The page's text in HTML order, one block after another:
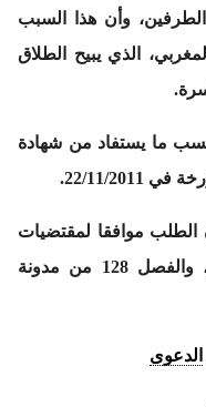
وأن هذا السبب
الذي يبيح الطلاق
ما يستفاد من شهادة
11/2011.
الطلب موافقا لمقتضيات
الفصول 430، 431، 432 من ق م م، والفصل 128 من مدونة
الدعوى